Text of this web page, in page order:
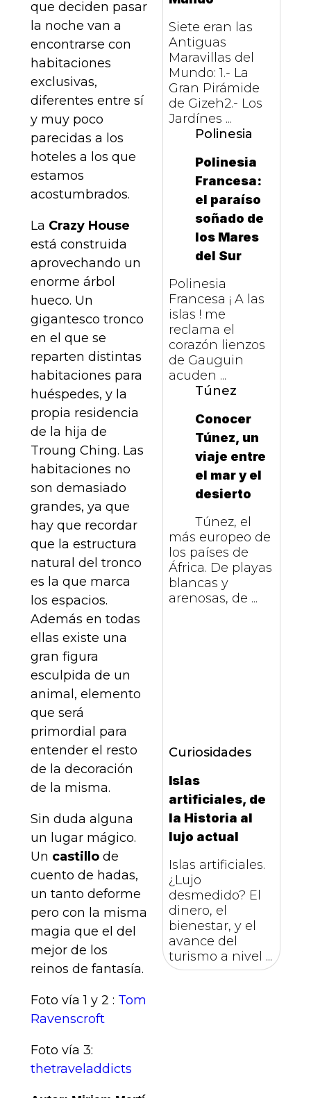
que deciden pasar
la noche van a
encontrarse con
habitaciones
exclusivas,
diferentes entre sí
y muy poco
parecidas a los
hoteles a los que
estamos
acostumbrados.
La Crazy House
está construida
aprovechando un
enorme árbol
hueco. Un
gigantesco tronco
en el que se
reparten distintas
habitaciones para
huéspedes, y la
propia residencia
de la hija de
Troung Ching. Las
habitaciones no
son demasiado
grandes, ya que
hay que recordar
que la estructura
natural del tronco
es la que marca
los espacios.
Además en todas
ellas existe una
gran figura
esculpida de un
animal, elemento
que será
primordial para
entender el resto
de la decoración
de la misma.
Sin duda alguna
un lugar mágico.
Un castillode
cuento de hadas,
un tanto deforme
pero con la misma
magia que el del
mejor de los
reinos de fantasía.
Foto vía 1 y 2 : Tom
Ravenscroft
Foto vía 3:
thetraveladdicts
Siete eran las
Antiguas
Maravillas del
Mundo: 1.- La
Gran Pirámide
de Gizeh2.- Los
Jardínes ...
Polinesia
Polinesia
Francesa:
el paraíso
soñado de
los Mares
del Sur
Polinesia
Francesa ¡ A las
islas ! me
reclama el
corazón lienzos
de Gauguin
acuden ...
Túnez
Conocer
Túnez, un
viaje entre
el mar y el
desierto
Túnez, el
más europeo de
los países de
África. De playas
blancas y
arenosas, de ...
Curiosidades
Islas
artificiales, de
la Historia al
lujo actual
Islas artificiales.
¿Lujo
desmedido? El
dinero, el
bienestar, y el
avance del
turismo a nivel ...